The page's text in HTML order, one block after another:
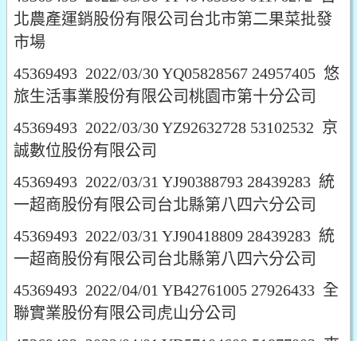
北農產運銷股份有限公司台北市第二果菜批發
市場
45369493 2022/03/30 YQ05828567 24957405 悠
旅生活事業股份有限公司桃園市第十分公司
45369493 2022/03/30 YZ92632728 53102532 京
誠數位股份有限公司
45369493 2022/03/31 YJ90388793 28439283 統
一超商股份有限公司台北縣第八四六分公司
45369493 2022/03/31 YJ90418809 28439283 統
一超商股份有限公司台北縣第八四六分公司
45369493 2022/04/01 YB42761005 27926433 全
聯實業股份有限公司虎山分公司